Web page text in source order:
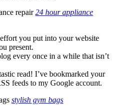
24 hour appliance
you put into your website
present.
every once in a while that isn’t
read! I’ve bookmarked your
feeds to my Google account.
stylish gym bags